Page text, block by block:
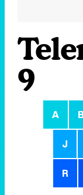
9
A
J
R